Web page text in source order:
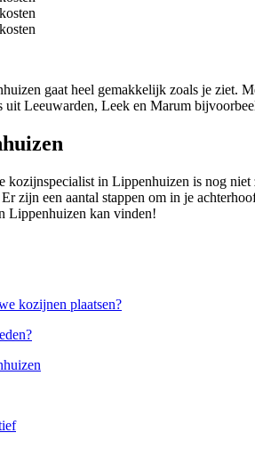
gaat heel gemakkelijk zoals je ziet.
Leeuwarden, Leek en Marum
kozijnspecialist in Lippenhuizen is nog
zijn een aantal stappen om in je
Lippenhuizen kan vinden!
kozijnen plaatsen?